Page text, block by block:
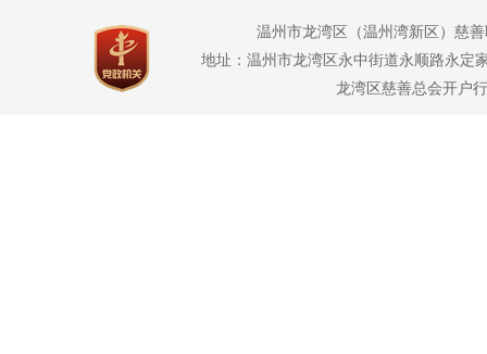
温州市龙湾区（温州湾新区）慈
地址：温州市龙湾区永中街道永顺路永
龙湾区慈善总会开户